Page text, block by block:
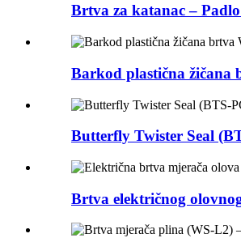
Brtva za katanac –
Barkod plastična žičana
Butterfly Twister Seal
Brtva električnog